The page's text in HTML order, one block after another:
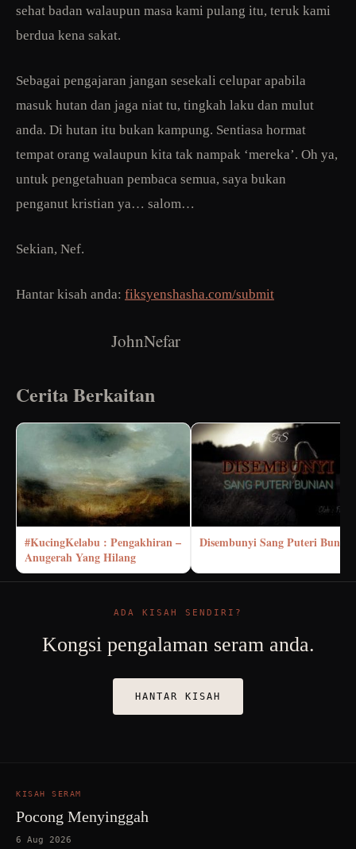
sehat badan walaupun masa kami pulang itu, teruk kami
berdua kena sakat.
Sebagai pengajaran jangan sesekali celupar apabila
masuk hutan dan jaga niat tu, tingkah laku dan mulut
anda. Di hutan itu bukan kampung. Sentiasa hormat
tempat orang walaupun kita tak nampak ‘mereka’. Oh ya,
untuk pengetahuan pembaca semua, saya bukan
penganut kristian ya… salom…
Sekian, Nef.
Hantar kisah anda: fiksyenshasha.com/submit
JohnNefar
Cerita Berkaitan
#KucingKelabu : Pengakhiran –
Anugerah Yang Hilang
Disembunyi Sang Puteri Bunian
ADA KISAH SENDIRI?
Kongsi pengalaman seram anda.
HANTAR KISAH
KISAH SERAM
Pocong Menyinggah
6 Aug 2026